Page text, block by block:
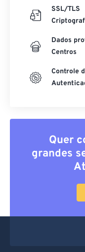
SSL/TLS
Dados
Centros
Controle
Quer
grandes